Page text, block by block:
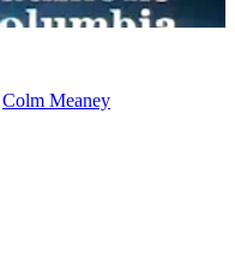
Colm Meaney